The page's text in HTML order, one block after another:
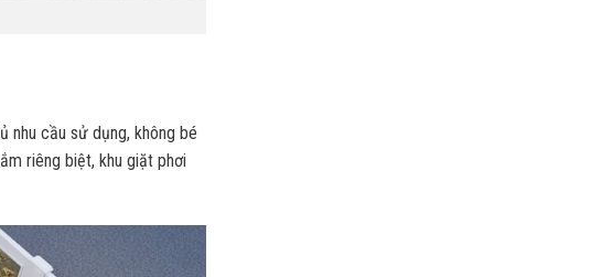
nhu cầu sử dụng, không bé
riêng biệt, khu giặt phơi